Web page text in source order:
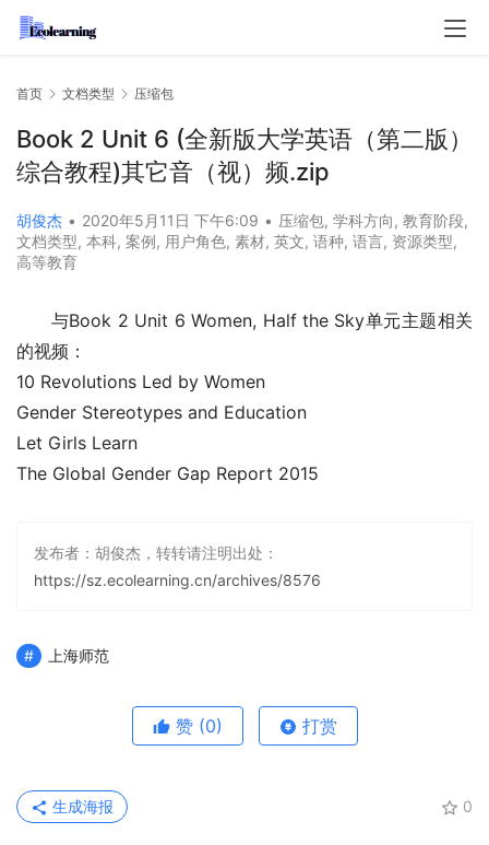
首页 文档类型 压缩包
Book 2 Unit 6 (全新版大学英语（第二版）
综合教程)其它音（视）频.zip
胡俊杰 • 2020年5月11日 下午6:09 • 压缩包, 学科方向, 教育阶段,
文档类型, 本科, 案例, 用户角色, 素材, 英文, 语种, 语言, 资源类型,
高等教育
与Book 2 Unit 6 Women, Half the Sky单元主题相关
的视频：
10 Revolutions Led by Women
Gender Stereotypes and Education
Let Girls Learn
The Global Gender Gap Report 2015
发布者：胡俊杰，转转请注明出处：
https://sz.ecolearning.cn/archives/8576
上海师范
赞 (0) 打赏
0
生成海报